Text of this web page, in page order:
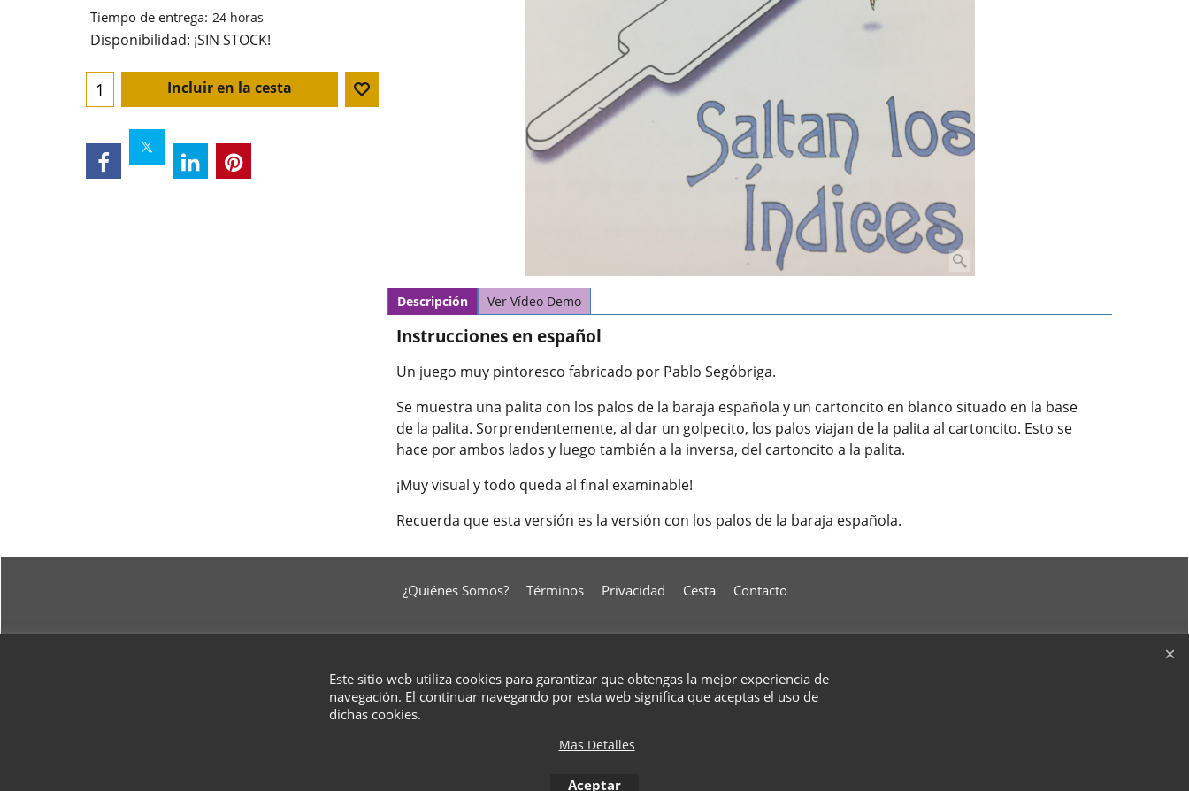
Tiempo de entrega: 24 horas
Disponibilidad: ¡SIN STOCK!
Incluir en la cesta
Descripción Ver Vídeo Demo
Instrucciones en español
Un juego muy pintoresco fabricado por Pablo Segóbriga.
Se muestra una palita con los palos de la baraja española y un cartoncito en blanco situado en la base
de la palita. Sorprendentemente, al dar un golpecito, los palos viajan de la palita al cartoncito. Esto se
hace por ambos lados y luego también a la inversa, del cartoncito a la palita.
¡Muy visual y todo queda al final examinable!
Recuerda que esta versión es la versión con los palos de la baraja española.
¿Quiénes Somos? Términos Privacidad Cesta Contacto
software was used.
Este sitio web utiliza cookies para garantizar que obtengas la mejor experiencia de
navegación. El continuar navegando por esta web significa que aceptas el uso de
dichas cookies.
Mas Detalles
Aceptar